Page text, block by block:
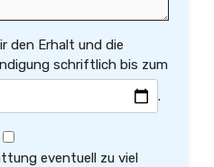
den Erhalt und die
schriftlich bis zum
.
eventuell zu viel